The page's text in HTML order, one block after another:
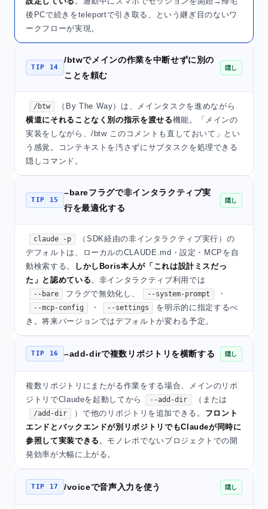
後PCで続きをteleportで引き取る、という継ぎ目のないワ
ークフローが実現。
TIP 14
/btwでメインの作業を中断せずに別の
ことを頼む
隠し
/btw
（By The Way）は、メインタスクを進めながら
横道にそれることなく別の指示を渡せる機能。「メインの
実装をしながら、/btw このコメントも直しておいて」とい
う感覚。コンテキストを汚さずにサブタスクを処理できる
隠しコマンド。
TIP 15
–bareフラグで非インタラクティブ実
行を最適化する
隠し
claude -p
（SDK経由の非インタラクティブ実行）の
デフォルトは、ローカルのCLAUDE.md・設定・MCPを自
動検索する。
しかしBoris本人が「これは設計ミスだっ
た」と認めている。非インタラクティブ利用では
--bare フラグで無効化し、 --system-prompt ・
--mcp-config ・ --settings
を明示的に指定するべ
き。将来バージョンではデフォルトが変わる予定。
TIP 16 –add-dirで複数リポジトリを横断する 隠し
複数リポジトリにまたがる作業をする場合、メインのリポ
ジトリでClaudeを起動してから
--add-dir （または
/add-dir ）で他のリポジトリを追加できる。 フロント
エンドとバックエンドが別リポジトリでもClaudeが同時に
参照して実装できる 。モノレポでないプロジェクトでの開
発効率が大幅に上がる。
TIP 17 /voiceで音声入力を使う 隠し